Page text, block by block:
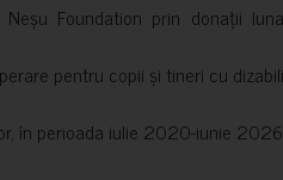
Foundation prin donații
pentru copii și tineri cu
în perioada iulie 2020-iunie